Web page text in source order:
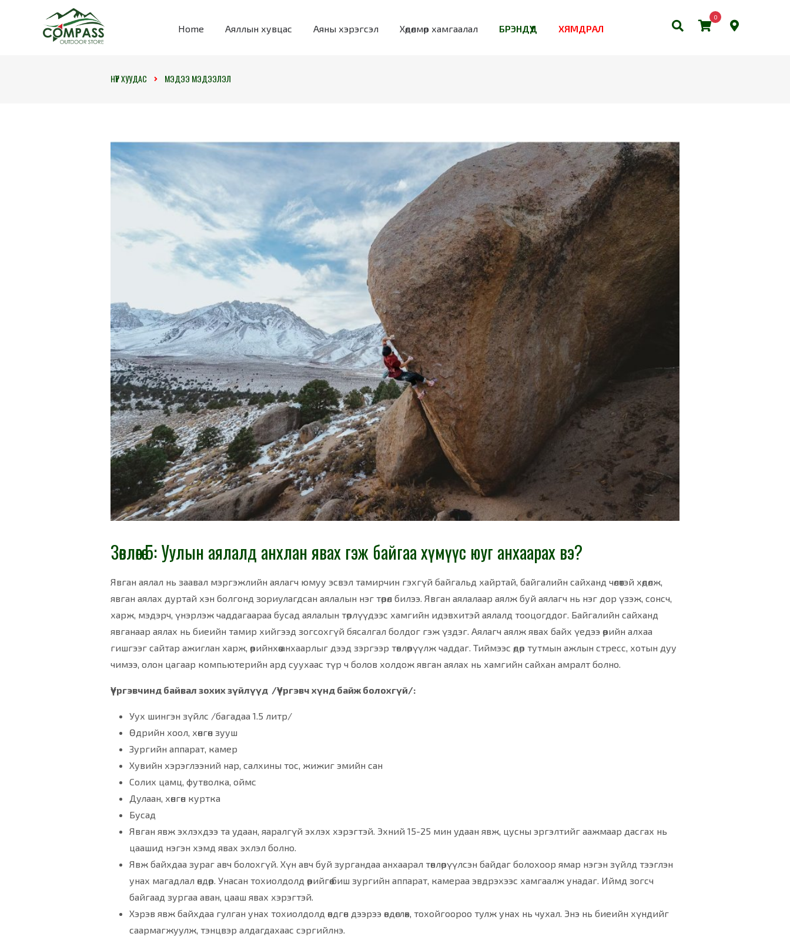
0
Home Аяллын хувцас Аяны хэрэгсэл Хөдөлмөр хамгаалал БРЭНДҮҮД ХЯМДРАЛ
НҮҮР ХУУДАС МЭДЭЭ МЭДЭЭЛЭЛ
Зөвлөгөө 5: Уулын аялалд анхлан явах гэж байгаа хүмүүс юуг анхаарах вэ?
Явган аялал нь заавал мэргэжлийн аялагч юмуу эсвэл тамирчин гэхгүй байгальд хайртай, байгалийн сайханд чөлөөтэй хөдөлж,
явган аялах дуртай хэн болгонд зориулагдсан аялалын нэг төрөл билээ. Явган аялалаар аялж буй аялагч нь нэг дор үзэж, сонсч,
харж, мэдэрч, үнэрлэж чаддагаараа бусад аялалын төрлүүдээс хамгийн идэвхитэй аялалд тооцогддог. Байгалийн сайханд
явганаар аялах нь биеийн тамир хийгээд зогсохгүй бясалгал болдог гэж үздэг. Аялагч аялж явах байх үедээ өөрийн алхаа
гишгээг сайтар ажиглан харж, өөрийнхөө анхаарлыг дээд зэргээр төвлөрүүлж чаддаг. Тиймээс өдөр тутмын ажлын стресс, хотын дуу
чимээ, олон цагаар компьютерийн ард суухаас түр ч болов холдож явган аялах нь хамгийн сайхан амралт болно.
Үүргэвчинд байвал зохих зүйлүүд /Үүргэвч хүнд байж болохгүй/:
Уух шингэн зүйлс /багадаа 1.5 литр/
Өдрийн хоол, хөнгөн зууш
Зургийн аппарат, камер
Хувийн хэрэглээний нар, салхины тос, жижиг эмийн сан
Солих цамц, футволка, оймс
Дулаан, хөнгөн куртка
Бусад
Явган явж эхлэхдээ та удаан, яаралгүй эхлэх хэрэгтэй. Эхний 15-25 мин удаан явж, цусны эргэлтийг аажмаар дасгах нь
цаашид нэгэн хэмд явах эхлэл болно.
Явж байхдаа зураг авч болохгүй. Хүн авч буй зургандаа анхаарал төвлөрүүлсэн байдаг болохоор ямар нэгэн зүйлд тээглэн
унах магадлал өндөр. Унасан тохиолдолд өөрийгөө биш зургийн аппарат, камераа эвдрэхээс хамгаалж унадаг. Иймд зогсч
байгаад зургаа аван, цааш явах хэрэгтэй.
Хэрэв явж байхдаа гулган унах тохиолдолд өвдгөн дээрээ өвдөглөх, тохойгоороо тулж унах нь чухал. Энэ нь биеийн хүндийг
саармагжуулж, тэнцвэр алдагдахаас сэргийлнэ.